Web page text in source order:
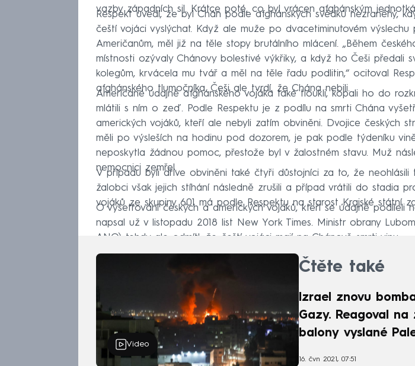
vazby západních sil. Krátce poté, co byl vrácen afghánským
Respekt uvedl, že byl Chán podle afghánských svědků nezraněný,
čeští vojáci vyslýchat. Když ale muže po dvacetiminutovém výslechu
Američanům, měl již na těle stopy brutálního mlácení. „Během
místnosti ozývaly Chánovy bolestivé výkřiky, a když ho Češi předali
kolegům, krvácela mu tvář a měl na těle řadu podlitin,“ ocitoval
afghánského tlumočníka. Češi ale tvrdí, že Chána nebili.
Američané údajně afghánského vojáka také tloukli, kopali ho do
mlátili s ním o zeď. Podle Respektu je z podílu na smrti Chána
amerických vojáků, kteří ale nebyli zatím obviněni. Dvojice českých
měli po výsleších na hodinu pod dozorem, je pak podle týdeníku
neposkytla žádnou pomoc, přestože byl v žalostném stavu. Muž
nemocnici zemřel.
V případu byli dříve obviněni také čtyři důstojníci za to, že neohlásili
žalobci však jejich stíhání následně zrušili a případ vrátili do stadia
vojáků ze skupiny 601 má podle Respektu na starost Krajské státní
O vyšetřování českých a amerických vojáků, kteří se údajně podíleli
napsal už v listopadu 2018 list New York Times. Ministr obrany
ANO) tehdy ale odmítl, že čeští vojáci mají na Chánově smrti vinu.
Video
Čtěte také
Izrael znovu
Gazy. Reagoval na
balony vyslané
16. čvn 2021, 07:51